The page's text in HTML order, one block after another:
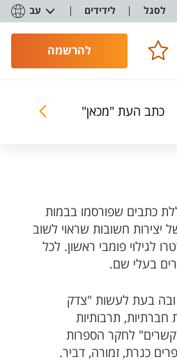
לסגל לידידים עב
להרשמה
כתב העת "מכאן"
כתבים שפורסמו בבמות
יצירות חשובות שראוי לשוב
לגילוי פומבי ראשון. לכל
בעלי שם.
ובה בעת לעשות "צדק
חברתיות, תרבותיות
לחקר הספרות
כנרת, זמורה, דביר.